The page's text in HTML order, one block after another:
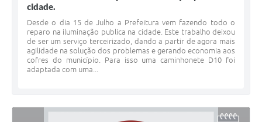
cidade.
Desde o dia 15 de Julho a Prefeitura vem fazendo todo o
reparo na iluminação publica na cidade. Este trabalho deixou
de ser um serviço terceirizado, dando a partir de agora mais
agilidade na solução dos problemas e gerando economia aos
cofres do município. Para isso uma caminhonete D10 foi
adaptada com uma...